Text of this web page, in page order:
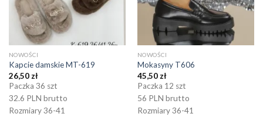
NOWOŚCI
Kapcie damskie MT-619
26,50 zł
Paczka 36 szt
32.6 PLN brutto
Rozmiary 36-41
NOWOŚCI
Mokasyny T606
45,50 zł
Paczka 12 szt
56 PLN brutto
Rozmiary 36-41